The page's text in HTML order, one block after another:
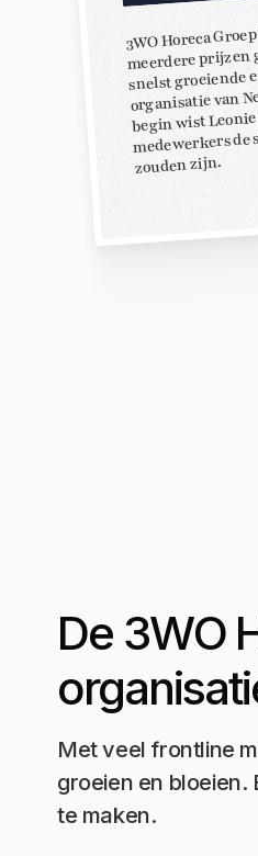
3WO Horeca
meerdere prijzen
snelst groeiende
organisatie van
begin wist
medewerkers de
zouden zijn.
De 3WO
Met veel frontline
groeien en bloeien.
te maken.